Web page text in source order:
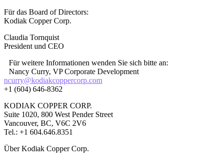
Für das Board of Directors:
Kodiak Copper Corp.
Claudia Tornquist
President und CEO
Für weitere Informationen wenden Sie sich bitte an:
Nancy Curry, VP Corporate Development
ncurry@kodiakcoppercorp.com
+1 (604) 646-8362
KODIAK COPPER CORP.
Suite 1020, 800 West Pender Street
Vancouver, BC, V6C 2V6
Tel.: +1 604.646.8351
Über Kodiak Copper Corp.